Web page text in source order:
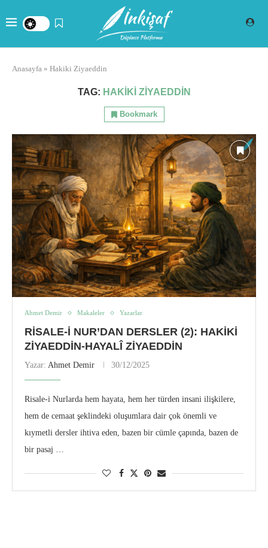
Anasayfa » Hakiki Ziyaeddin
TAG: HAKIKI ZIYAEDDIN
Bookmark
Ahmet Demir Makaleler Yazarlar
RISALE-I NUR’DAN DERSLER (2): HAKIKI
ZIYAEDDIN-HAYALÎ ZIYAEDDIN
Yazar: Ahmet Demir 30/12/2025
Risale-i Nurlarda hem hayata, hem her türden insani ilişkilere,
hem de cemaat şeklindeki oluşumlara dair çok önemli ve
kıymetli dersler ihtiva eden, bazen bir cümle çapında, bazen de
bir pasaj …